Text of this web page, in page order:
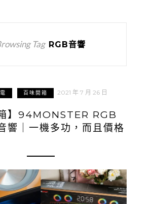
Tag RGB音響
百味開箱 2021 年 7 月 26 日
箱】94MONSTER RGB
響｜一機多功，而且價格